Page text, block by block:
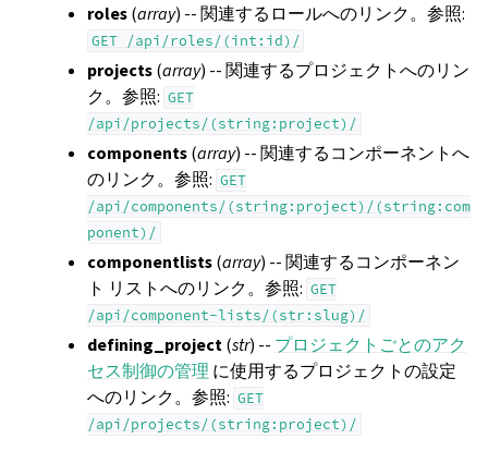
roles(array) -- 関連するロールへのリンク。参照:
GET /api/roles/(int:id)/
projects(array) -- 関連するプロジェクトへのリン
ク。参照: GET
/api/projects/(string:project)/
components(array) -- 関連するコンポーネントへ
のリンク。参照: GET
/api/components/(string:project)/(string:com
ponent)/
componentlists(array) -- 関連するコンポーネン
ト リストへのリンク。参照: GET
/api/component-lists/(str:slug)/
defining_project(str) -- プロジェクトごとのアク
セス制御の管理 に使用するプロジェクトの設定
へのリンク。参照: GET
/api/projects/(string:project)/